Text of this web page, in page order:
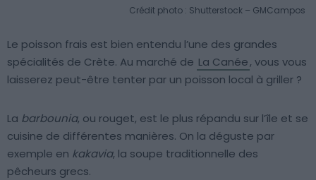
Crédit photo : Shutterstock – GMCampos
Le poisson frais est bien entendu l’une des grandes
spécialités de Crète. Au marché de La Canée, vous vous
laisserez peut-être tenter par un poisson local à griller ?
La barbounia, ou rouget, est le plus répandu sur l’île et se
cuisine de différentes manières. On la déguste par
exemple en kakavia, la soupe traditionnelle des
pêcheurs grecs.